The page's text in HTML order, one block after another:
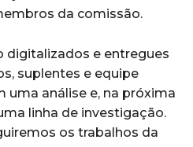
da comissão.
digitalizados e entregues
suplentes e equipe
uma análise e, na próxima
linha de investigação.
os trabalhos da